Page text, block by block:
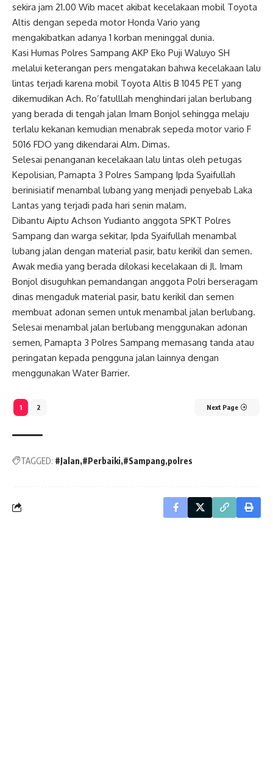
sekira jam 21.00 Wib macet akibat kecelakaan mobil Toyota
Altis dengan sepeda motor Honda Vario yang
mengakibatkan adanya 1 korban meninggal dunia.
Kasi Humas Polres Sampang AKP Eko Puji Waluyo SH
melalui keterangan pers mengatakan bahwa kecelakaan lalu
lintas terjadi karena mobil Toyota Altis B 1045 PET yang
dikemudikan Ach. Ro’fatulllah menghindari jalan berlubang
yang berada di tengah jalan Imam Bonjol sehingga melaju
terlalu kekanan kemudian menabrak sepeda motor vario F
5016 FDO yang dikendarai Alm. Dimas.
Selesai penanganan kecelakaan lalu lintas oleh petugas
Kepolisian, Pamapta 3 Polres Sampang Ipda Syaifullah
berinisiatif menambal lubang yang menjadi penyebab Laka
Lantas yang terjadi pada hari senin malam.
Dibantu Aiptu Achson Yudianto anggota SPKT Polres
Sampang dan warga sekitar, Ipda Syaifullah menambal
lubang jalan dengan material pasir, batu kerikil dan semen.
Awak media yang berada dilokasi kecelakaan di Jl. Imam
Bonjol disuguhkan pemandangan anggota Polri berseragam
dinas mengaduk material pasir, batu kerikil dan semen
membuat adonan semen untuk menambal jalan berlubang.
Selesai menambal jalan berlubang menggunakan adonan
semen, Pamapta 3 Polres Sampang memasang tanda atau
peringatan kepada pengguna jalan lainnya dengan
menggunakan Water Barrier.
1 2 Next Page
TAGGED: #Jalan #Perbaiki #Sampang polres